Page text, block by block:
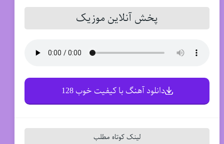
پخش آنلاین موزیک
دانلود آهنگ با کیفیت خوب 128
لینک کوتاه مطلب